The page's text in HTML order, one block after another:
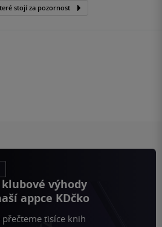
stojí za pozornost
výhody
appce KDčko
přečteme tisíce knih